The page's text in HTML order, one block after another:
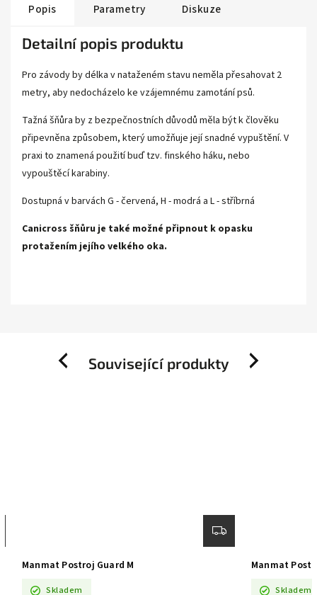
Popis Parametry Diskuze
Detailní popis produktu
Pro závody by délka v nataženém stavu neměla přesahovat 2
metry, aby nedocházelo ke vzájemnému zamotání psů.
Tažná šňůra by z bezpečnostních důvodů měla být k člověku
připevněna způsobem, který umožňuje její snadné vypuštění. V
praxi to znamená použití buď tzv. finského háku, nebo
vypouštěcí karabiny.
Dostupná v barvách G - červená, H - modrá a L - stříbrná
Canicross šňůru je také možné připnout k opasku
protažením jejího velkého oka.
Související produkty
Previous
Manmat Postroj Guard L
Next